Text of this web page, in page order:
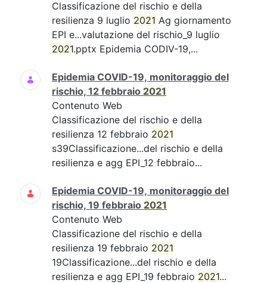
Classificazione del rischio e della
resilienza 9 luglio 2021 Ag giornamento
EPI e...valutazione del rischio_9 luglio
2021.pptx Epidemia CODIV-19,...
Epidemia COVID-19, monitoraggio del
rischio, 12 febbraio 2021
Contenuto Web
Classificazione del rischio e della
resilienza 12 febbraio 2021
s39Classificazione...del rischio e della
resilienza e agg EPI_12 febbraio...
Epidemia COVID-19, monitoraggio del
rischio, 19 febbraio 2021
Contenuto Web
Classificazione del rischio e della
resilienza 19 febbraio 2021
19Classificazione...del rischio e della
resilienza e agg EPI_19 febbraio 2021...